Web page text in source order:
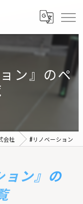
ン』のペ
会社 #リノベーション
ョン』の